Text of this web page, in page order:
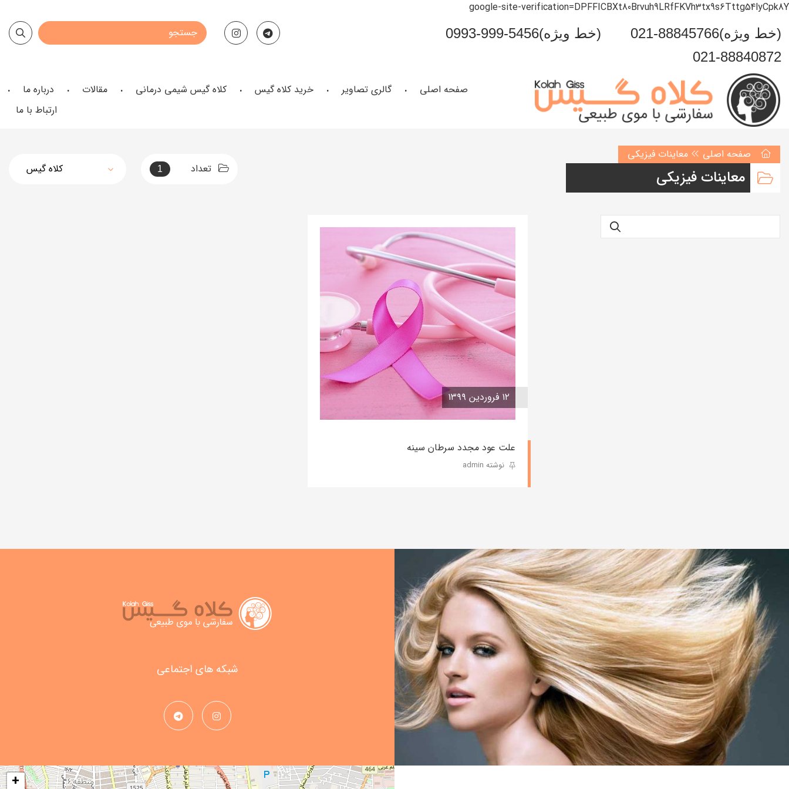
google-site-verification=DPFFICBXt80Brvuh9LRfFKVh3tx9s6Tttg54lyCpk8Y
021-88845766(خط ویژه)
0993-999-5456(خط ویژه)
021-88840872
صفحه اصلی گالری تصاویر خرید کلاه گیس کلاه گیس شیمی درمانی مقالات
درباره ما
ارتباط با ما
صفحه اصلی معاینات فیزیکی
معاینات فیزیکی تعداد 1
۱۲ فروردین ۱۳۹۹
علت عود مجدد سرطان سینه
نوشته admin
شبکه های اجتماعی
+